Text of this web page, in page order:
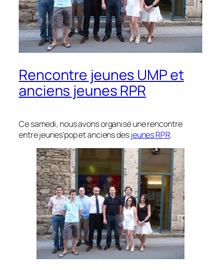
Rencontre jeunes UMP et
anciens jeunes RPR
Ce samedi, nous avons organisé une rencontre
entre jeunes’pop et anciens desjeunes RPR.